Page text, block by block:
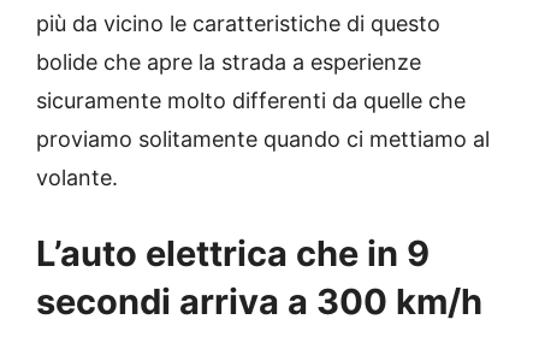
più da vicino le caratteristiche di questo
bolide che apre la strada a esperienze
sicuramente molto differenti da quelle che
proviamo solitamente quando ci mettiamo al
volante.
L’auto elettrica che in 9
secondi arriva a 300 km/h